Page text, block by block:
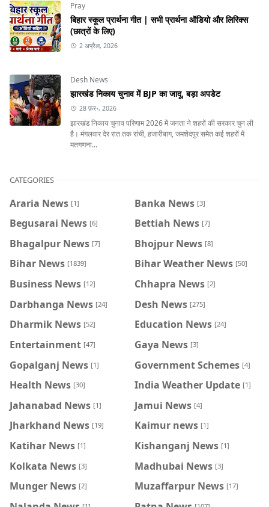
Pray
बिहार स्कूल प्रार्थना गीत | सभी प्रार्थना ऑडियो और लिरिक्स
(छात्रों के लिए)
2 अप्रैल, 2026
Desh News
झारखंड निकाय चुनाव में BJP का जादू, बड़ा अपडेट
28 फ़र॰, 2026
झारखंड निकाय चुनाव परिणाम 2026 में जनता ने शहरों की सरकार चुन ली
है। मंगलवार देर रात तक रांची, हजारीबाग, जमशेदपुर समेत कई शहरों में
मतगणना...
CATEGORIES
Araria News [1] Banka News [3]
Begusarai News [6] Bettiah News [7]
Bhagalpur News [7] Bhojpur News [8]
Bihar News [1839] Bihar Weather News [50]
Business News [12] Chhapra News [2]
Darbhanga News [24] Desh News [275]
Dharmik News [52] Education News [24]
Entertainment [47] Gaya News [3]
Gopalganj News [1] Government Schemes [4]
Health News [30] India Weather Update [1]
Jahanabad News [1] Jamui News [4]
Jharkhand News [19] Kaimur news [1]
Katihar News [1] Kishanganj News [1]
Kolkata News [3] Madhubai News [3]
Munger News [2] Muzaffarpur News [17]